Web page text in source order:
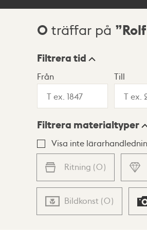
Sökresultat
0 träffar på
Visningsläge
Lista Karta
Filtrera tid
Från Till
Filtrera materialtyper
Visa inte
Ritning (0)
Bildkonst (0)